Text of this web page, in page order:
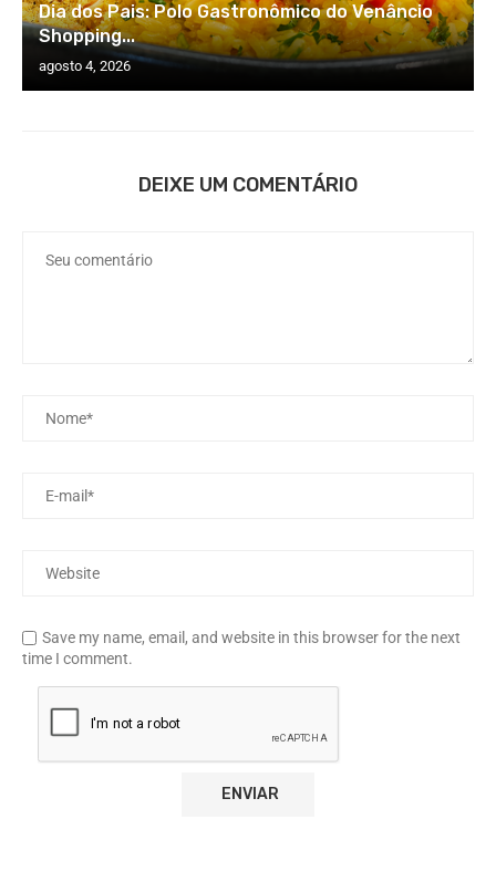
Dia dos Pais: Polo Gastronômico do Venâncio
Shopping...
agosto 4, 2026
DEIXE UM COMENTÁRIO
Save my name, email, and website in this browser for the next
time I comment.